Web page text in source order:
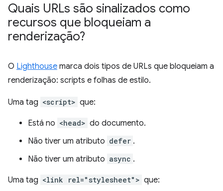
Quais URLs são sinalizados como
recursos que bloqueiam a
renderização?
O Lighthouse marca dois tipos de URLs que bloqueiam a
renderização: scripts e folhas de estilo.
Uma tag <script> que:
Está no <head> do documento.
Não tiver um atributo defer .
Não tiver um atributo async .
Uma tag <link rel="stylesheet"> que: